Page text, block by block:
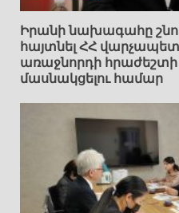
Իրանի նախագահը
հայտնել ՀՀ
առաջնորդի
մասնակցելու համար